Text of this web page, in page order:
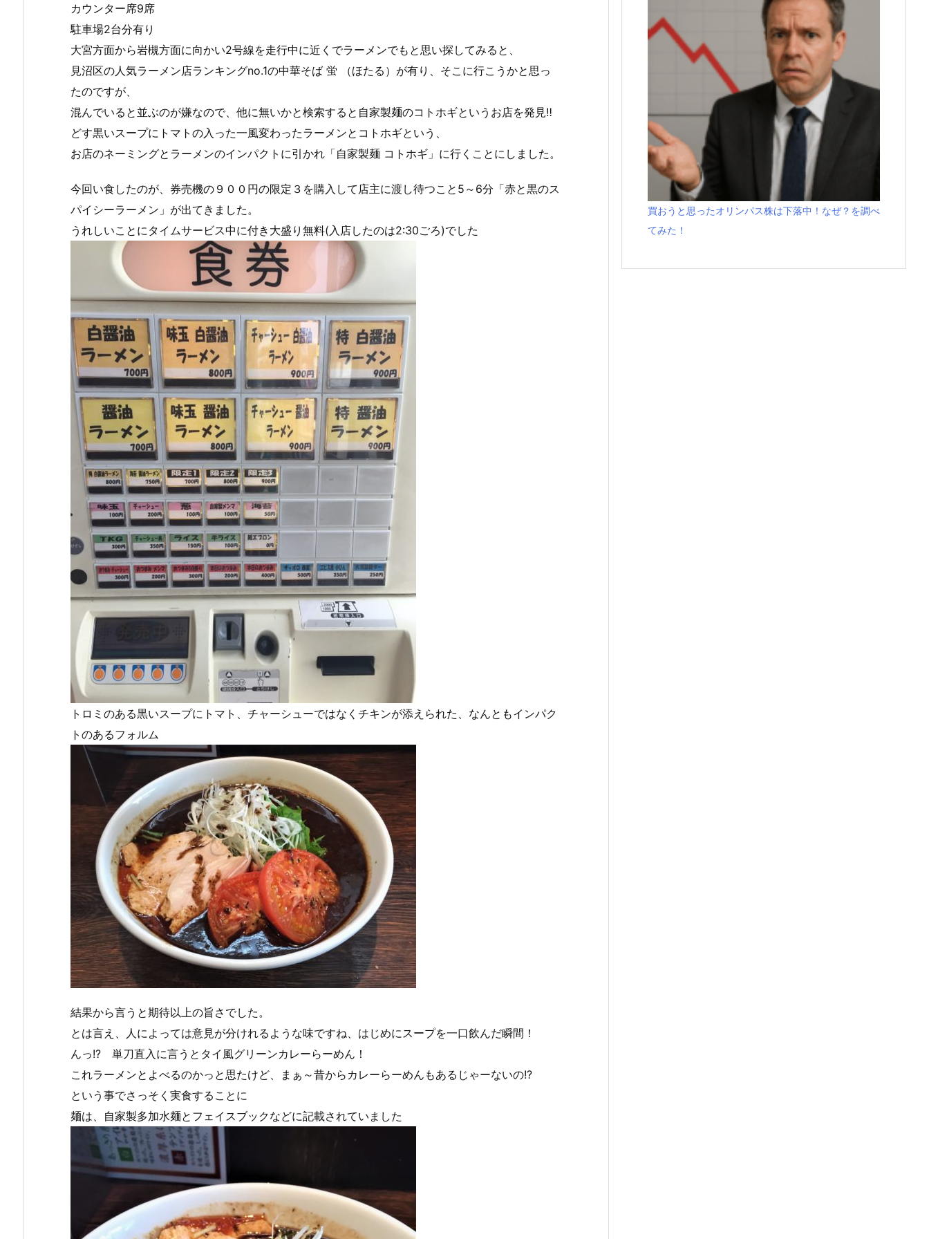
カウンター席9席
駐車場2台分有り
大宮方面から岩槻方面に向かい2号線を走行中に近くでラーメンでもと思い探してみると、
見沼区の人気ラーメン店ランキングno.1の中華そば 蛍 （ほたる）が有り、そこに行こうかと思っ
たのですが、
混んでいると並ぶのが嫌なので、他に無いかと検索すると自家製麺のコトホギというお店を発見‼
どす黒いスープにトマトの入った一風変わったラーメンとコトホギという、
お店のネーミングとラーメンのインパクトに引かれ「自家製麺 コトホギ」に行くことにしました。
今回い食したのが、券売機の９００円の限定３を購入して店主に渡し待つこと5～6分「赤と黒のス
パイシーラーメン」が出てきました。
うれしいことにタイムサービス中に付き大盛り無料(入店したのは2:30ごろ)でした
トロミのある黒いスープにトマト、チャーシューではなくチキンが添えられた、なんともインパク
トのあるフォルム
結果から言うと期待以上の旨さでした。
とは言え、人によっては意見が分けれるような味ですね、はじめにスープを一口飲んだ瞬間！
んっ!? 単刀直入に言うとタイ風グリーンカレーらーめん！
これラーメンとよべるのかっと思たけど、まぁ～昔からカレーらーめんもあるじゃーないの!?
という事でさっそく実食することに
麺は、自家製多加水麺とフェイスブックなどに記載されていました
買おうと思ったオリンパス株は下落中！なぜ？を調べ
てみた！